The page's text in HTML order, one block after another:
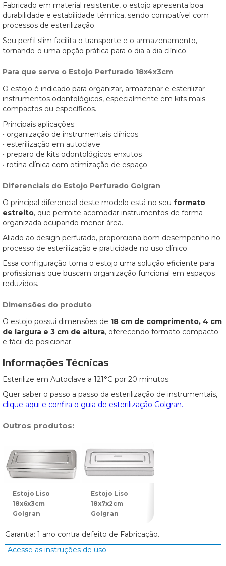
Fabricado em material resistente, o estojo apresenta boa
durabilidade e estabilidade térmica, sendo compatível com
processos de esterilização.
Seu perfil slim facilita o transporte e o armazenamento,
tornando-o uma opção prática para o dia a dia clínico.
Para que serve o Estojo Perfurado 18x4x3cm
O estojo é indicado para organizar, armazenar e esterilizar
instrumentos odontológicos, especialmente em kits mais
compactos ou específicos.
Principais aplicações:
• organização de instrumentais clínicos
• esterilização em autoclave
• preparo de kits odontológicos enxutos
• rotina clínica com otimização de espaço
Diferenciais do Estojo Perfurado Golgran
O principal diferencial deste modelo está no seu formato
estreito, que permite acomodar instrumentos de forma
organizada ocupando menor área.
Aliado ao design perfurado, proporciona bom desempenho no
processo de esterilização e praticidade no uso clínico.
Essa configuração torna o estojo uma solução eficiente para
profissionais que buscam organização funcional em espaços
reduzidos.
Dimensões do produto
O estojo possui dimensões de 18 cm de comprimento, 4 cm
de largura e 3 cm de altura, oferecendo formato compacto
e fácil de posicionar.
Informações Técnicas
Esterilize em Autoclave a 121°C por 20 minutos.
Quer saber o passo a passo da esterilização de instrumentais,
clique aqui e confira o guia de esterilização Golgran.
Outros produtos:
Estojo Liso
18x6x3cm
Golgran
Estojo Liso
18x7x2cm
Golgran
Garantia: 1 ano contra defeito de Fabricação.
Acesse as instruções de uso